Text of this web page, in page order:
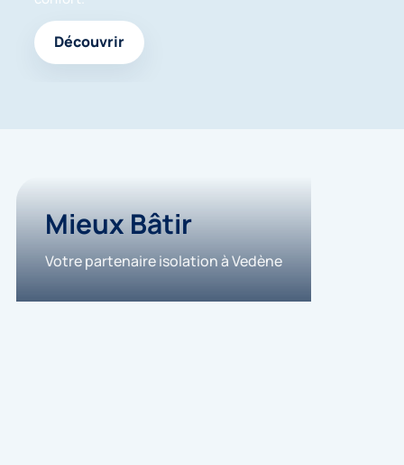
Découvrir
Mieux Bâtir
Votre partenaire isolation à Vedène